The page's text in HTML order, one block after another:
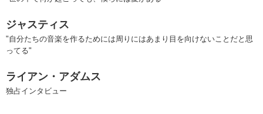
ジャスティス
"自分たちの音楽を作るためには周りにはあまり目を向けないことだと思
ってる"
ライアン・アダムス
独占インタビュー